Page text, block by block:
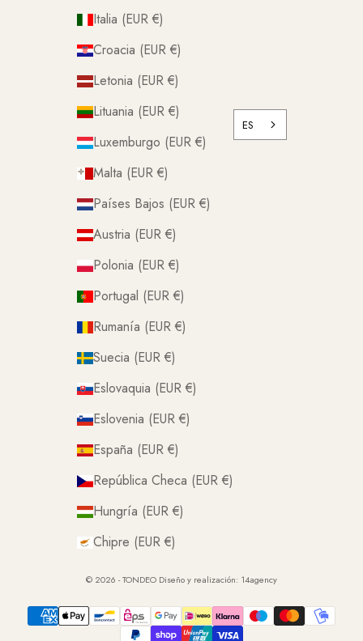
Italia (EUR €)
Croacia (EUR €)
Letonia (EUR €)
Lituania (EUR €)
Luxemburgo (EUR €)
Malta (EUR €)
Países Bajos (EUR €)
Austria (EUR €)
Polonia (EUR €)
Portugal (EUR €)
Rumanía (EUR €)
Suecia (EUR €)
Eslovaquia (EUR €)
Eslovenia (EUR €)
España (EUR €)
República Checa (EUR €)
Hungría (EUR €)
Chipre (EUR €)
ES
© 2026 - TONDEO Diseño y realización: 14agency